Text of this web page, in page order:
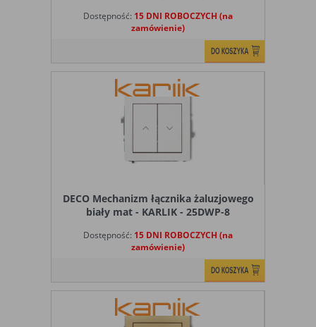
Dostępność: 15 DNI ROBOCZYCH (na
zamówienie)
DECO Mechanizm łącznika żaluzjowego
biały mat - KARLIK - 25DWP-8
Dostępność: 15 DNI ROBOCZYCH (na
zamówienie)